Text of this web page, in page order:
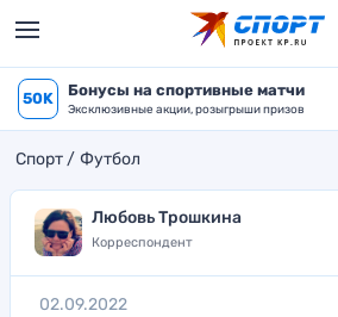
50K Бонусы на спортивные матчи
Эксклюзивные акции, розыгрыши призов
Спорт Футбол
Любовь Трошкина
Корреспондент
02.09.2022